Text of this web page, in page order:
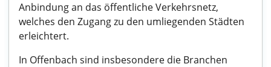
Anbindung an das öffentliche Verkehrsnetz,
welches den Zugang zu den umliegenden Städten
erleichtert.
In Offenbach sind insbesondere die Branchen